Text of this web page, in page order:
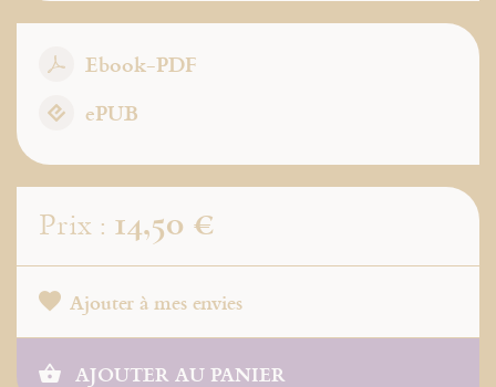
Ebook-PDF
ePUB
Prix : 14,50 €
Ajouter à mes envies
AJOUTER AU PANIER